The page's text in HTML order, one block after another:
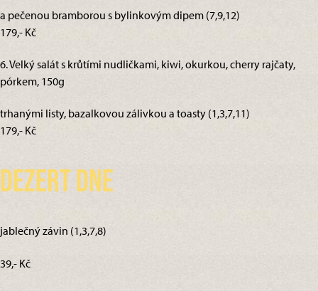
a pečenou bramborou s bylinkovým dipem (7,9,12)
179,- Kč
6. Velký salát s krůtími nudličkami, kiwi, okurkou, cherry rajčaty,
pórkem, 150g
trhanými listy, bazalkovou zálivkou a toasty (1,3,7,11)
179,- Kč
Dezert dne
jablečný závin (1,3,7,8)
39,- Kč